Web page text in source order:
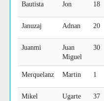
Bautista Jon 18
Januzaj Adnan 20
Juanmi
Juan
Miguel
30
Merquelanz Martin 1
Mikel
Ugarte 37